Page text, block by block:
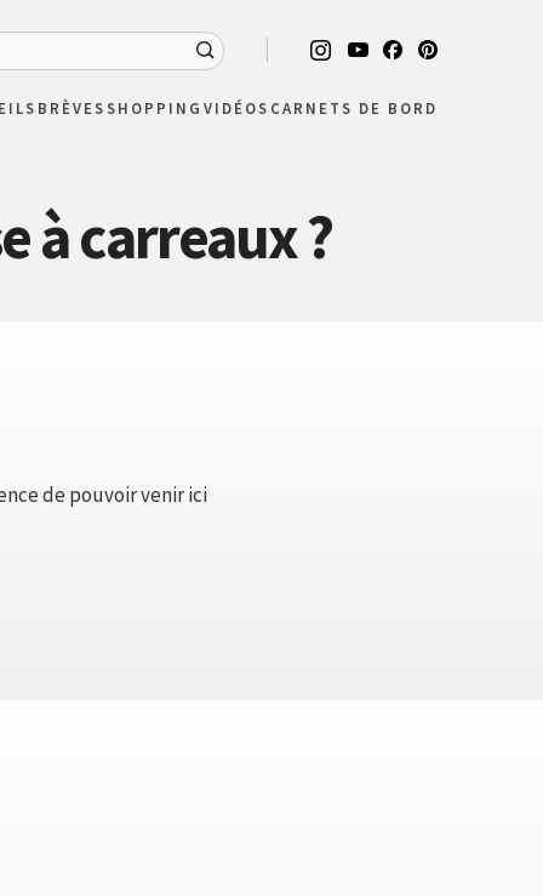
BRÈVESSHOPPING VIDÉOS CARNETS DE BORD
à carreaux ?
de pouvoir venir ici